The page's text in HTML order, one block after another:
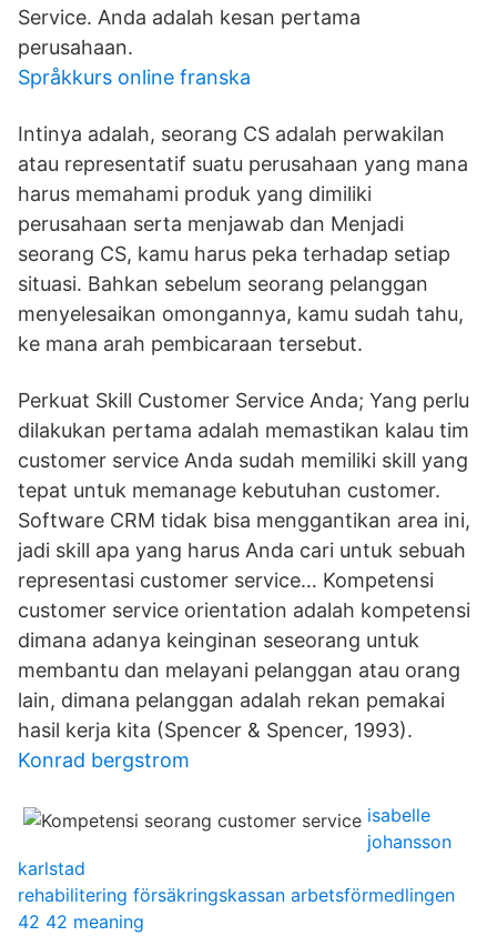
Service. Anda adalah kesan pertama
perusahaan.
Språkkurs online franska
Intinya adalah, seorang CS adalah perwakilan
atau representatif suatu perusahaan yang mana
harus memahami produk yang dimiliki
perusahaan serta menjawab dan Menjadi
seorang CS, kamu harus peka terhadap setiap
situasi. Bahkan sebelum seorang pelanggan
menyelesaikan omongannya, kamu sudah tahu,
ke mana arah pembicaraan tersebut.
Perkuat Skill Customer Service Anda; Yang perlu
dilakukan pertama adalah memastikan kalau tim
customer service Anda sudah memiliki skill yang
tepat untuk memanage kebutuhan customer.
Software CRM tidak bisa menggantikan area ini,
jadi skill apa yang harus Anda cari untuk sebuah
representasi customer service… Kompetensi
customer service orientation adalah kompetensi
dimana adanya keinginan seseorang untuk
membantu dan melayani pelanggan atau orang
lain, dimana pelanggan adalah rekan pemakai
hasil kerja kita (Spencer & Spencer, 1993).
Konrad bergstrom
isabelle
johansson
karlstad
rehabilitering försäkringskassan arbetsförmedlingen
42 42 meaning